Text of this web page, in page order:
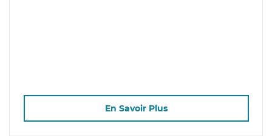
En Savoir Plus